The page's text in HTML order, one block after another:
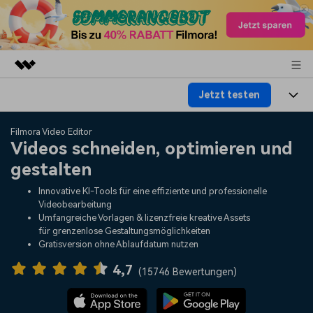
Dienstprogramme
Business
Überblick
Lösungen
Über uns
Presseraum
Support
Jetzt testen
Produkte
Plattformen
Funktionen
Assets
KI
Video/Foto
Audio
Lösungen
Video-Lösungen
Ressourcen
Video-Prompts
Über 100 heiße Video-
Meisterkurs
Beherrschen Sie
Hilfe-Center
Erste Schritte
Filmora Video Editor
Videos schneiden, optimieren und
gestalten
Innovative KI-Tools für eine effiziente und professionelle
Videobearbeitung
Umfangreiche Vorlagen & lizenzfreie kreative Assets
für grenzenlose Gestaltungsmöglichkeiten
Gratisversion ohne Ablaufdatum nutzen
4,7 (15746 Bewertungen)